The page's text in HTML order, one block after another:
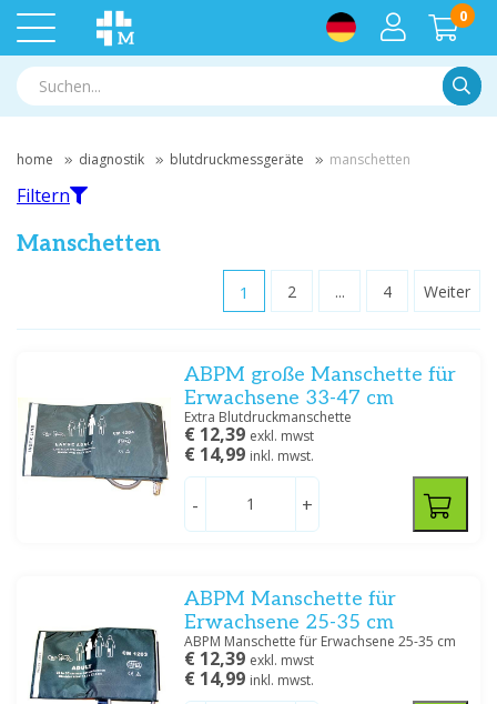
0
home diagnostik blutdruckmessgeräte manschetten
Nach Marke filtern
Andon(2)
Contec(2)
GIMA(1)
(10)
WatchBP(4)
Zeig mehr
Filtern
Manschetten
1 2 ... 4 Weiter
ABPM große Manschette für
Erwachsene 33-47 cm
Extra Blutdruckmanschette
€ 12,39 exkl. mwst
€ 14,99 inkl. mwst.
- +
ABPM Manschette für
Erwachsene 25-35 cm
ABPM Manschette für Erwachsene 25-35 cm
€ 12,39 exkl. mwst
€ 14,99 inkl. mwst.